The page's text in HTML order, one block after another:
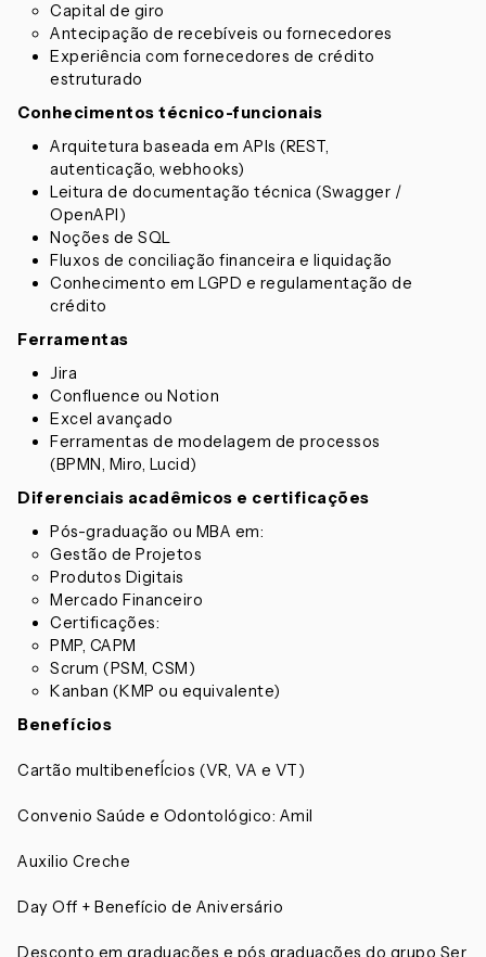
Capital de giro
Antecipação de recebíveis ou fornecedores
Experiência com fornecedores de crédito
estruturado
Conhecimentos técnico-funcionais
Arquitetura baseada em APIs (REST,
autenticação, webhooks)
Leitura de documentação técnica (Swagger /
OpenAPI)
Noções de SQL
Fluxos de conciliação financeira e liquidação
Conhecimento em LGPD e regulamentação de
crédito
Ferramentas
Jira
Confluence ou Notion
Excel avançado
Ferramentas de modelagem de processos
(BPMN, Miro, Lucid)
Diferenciais acadêmicos e certificações
Pós-graduação ou MBA em:
Gestão de Projetos
Produtos Digitais
Mercado Financeiro
Certificações:
PMP, CAPM
Scrum (PSM, CSM)
Kanban (KMP ou equivalente)
Benefícios
Cartão multibenefÍcios (VR, VA e VT)
Convenio Saúde e Odontológico: Amil
Auxilio Creche
Day Off + Benefício de Aniversário
Desconto em graduações e pós graduações do grupo Ser